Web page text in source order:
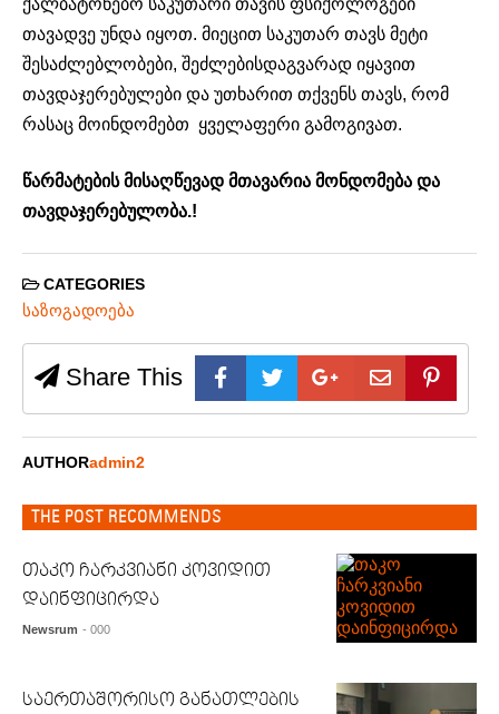
ქალბატონებო საკუთარი თავის ფსიქოლოგები
თავადვე უნდა იყოთ. მიეცით საკუთარ თავს მეტი
შესაძლებლობები, შეძლებისდაგვარად იყავით
თავდაჯერებულები და უთხარით თქვენს თავს, რომ
რასაც მოინდომებთ ყველაფერი გამოგივათ.
წარმატების მისაღწევად მთავარია მონდომება და
თავდაჯერებულობა.!
CATEGORIES
საზოგადოება
Share This
AUTHORadmin2
THE POST RECOMMENDS
თაკო ჩარკვიანი კოვიდით
დაინფიცირდა
Newsrum - 000
საერთაშორისო განათლების